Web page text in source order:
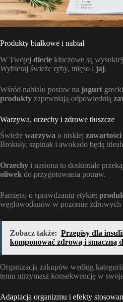
Produkty białkowe i nabiał
W Twojej diecie kluczowe są wysokiej
Wybieraj świeże ryby, mięso i jaj.
Wśród nabiału postaw na jogurt
produkty zapewniają odpowiednią
Warzywa, orzechy i zdrowe tłuszcze
Świeże warzywa o niskiej zawartości
Brokuły, szpinak i awokado będą
Orzechy i nasiona to doskonałe
oliwek do przygotowania potraw.
Pamiętaj o sprawdzaniu etykiet
węglowodanów w pozornie zdrowych
Zobacz także: Przepisy dla
komponować zdrową i smaczną
Organizacja zakupów według
temu utrzymasz konsekwencję w
Adaptacja organizmu i efekty